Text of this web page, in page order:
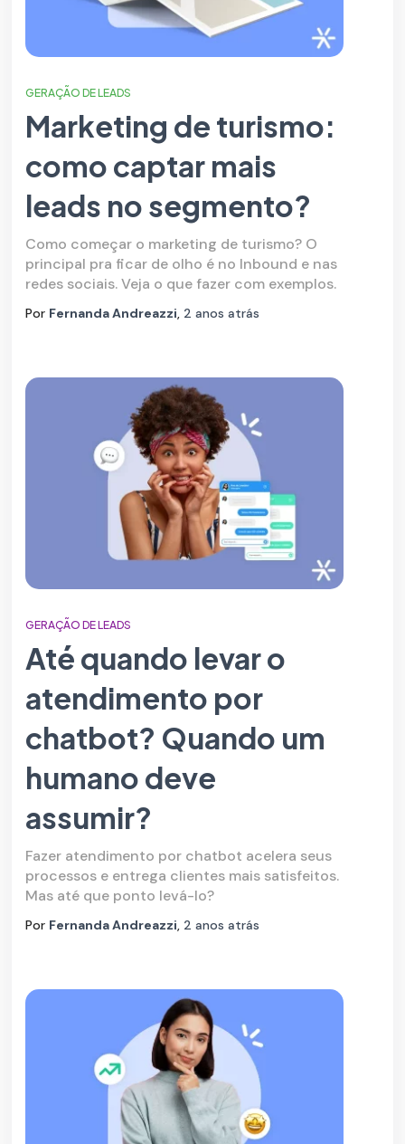
GERAÇÃO DE LEADS
Marketing de turismo:
como captar mais
leads no segmento?
Como começar o marketing de turismo? O
principal pra ficar de olho é no Inbound e nas
redes sociais. Veja o que fazer com exemplos.
Por Fernanda Andreazzi, 2 anos atrás
GERAÇÃO DE LEADS
Até quando levar o
atendimento por
chatbot? Quando um
humano deve
assumir?
Fazer atendimento por chatbot acelera seus
processos e entrega clientes mais satisfeitos.
Mas até que ponto levá-lo?
Por Fernanda Andreazzi, 2 anos atrás